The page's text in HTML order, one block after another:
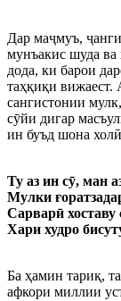
Дар маҷмуъ,
мунъакис шуда
дода, ки барои
таҳқиқи вижаест.
сангистонии
сӯйи дигар
ин буъд шона
Ту аз ин сӯ, ман
Мулки
Сарварӣ хоставу
Хари худро
Ба ҳамин тариқ,
афкори миллии